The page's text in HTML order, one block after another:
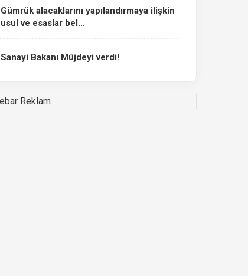
Gümrük alacaklarını yapılandırmaya ilişkin
usul ve esaslar bel...
Sanayi Bakanı Müjdeyi verdi!